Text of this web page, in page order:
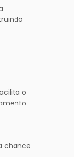
o
chance